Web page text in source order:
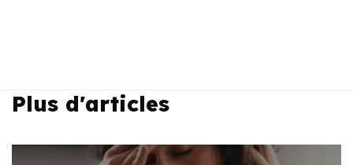
Plus d'articles